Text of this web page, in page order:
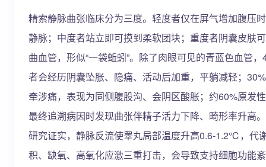
精索静脉曲张临床分为三度。轻度者仅在屏气增加腹压
静脉；中度者站立即可摸到柔软团块；重度者阴囊皮肤
曲血管，形似“一袋蚯蚓”。除了肉眼可见的青蓝色血管
者会经历阴囊坠胀、隐痛、活动后加重，平躺减轻；
牵涉痛，表现为同侧腹股沟、会阴区酸胀；约60%原发
最终追溯病因时发现曲张伴精子活力下降、畸形率升高
研究证实，静脉反流使睾丸局部温度升高0.6-1.2℃，代
积、缺氧、高氧化应激三重打击，会导致支持细胞功能